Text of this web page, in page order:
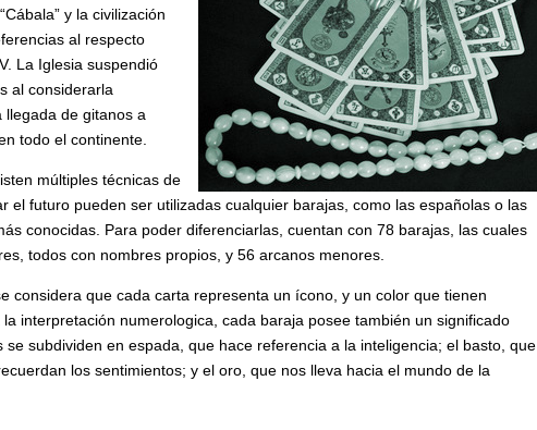
y la civilización
al respecto
La Iglesia suspendió
al considerarla
llegada de gitanos a
todo el continente.
múltiples técnicas de
el futuro pueden ser utilizadas cualquier barajas, como las españolas o las
conocidas. Para poder diferenciarlas, cuentan con 78 barajas, las cuales
todos con nombres propios, y 56 arcanos menores.
considera que cada carta representa un ícono, y un color que tienen
interpretación numerologica, cada baraja posee también un significado
se subdividen en espada, que hace referencia a la inteligencia; el basto, que
los sentimientos; y el oro, que nos lleva hacia el mundo de la